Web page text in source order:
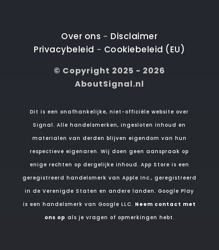
Over ons - Disclaimer
Privacybeleid - Cookiebeleid (EU)
© Copyright 2025 - 2026
AboutSignal.nl
Dit is een onafhankelijke, niet-officiële website over
Signal. Alle handelsmerken, ingesloten inhoud en
materialen van derden blijven eigendom van hun
respectieve eigenaren. Wij doen geen aanspraak op
enige rechten op dergelijke inhoud. App Store is een
geregistreerd handelsmerk van Apple Inc., geregistreerd
in de Verenigde Staten en andere landen. Google Play
is een handelsmerk van Google LLC. Neem contact met
ons op als je vragen of opmerkingen hebt.